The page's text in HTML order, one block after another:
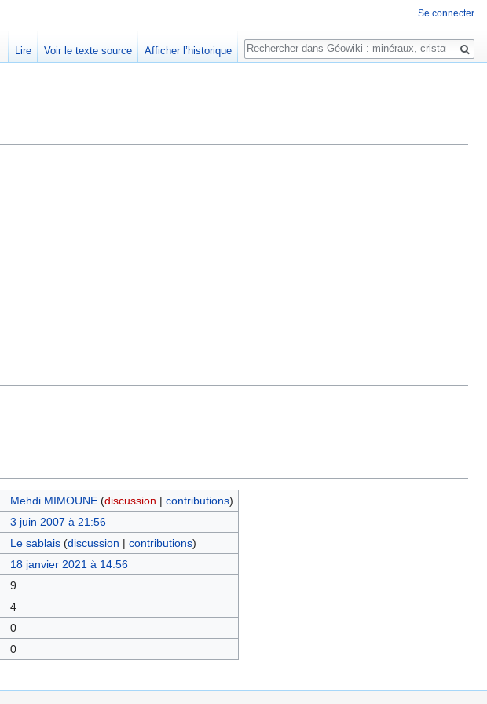
Mehdi MIMOUNE (discussion | contributions)
3 juin 2007 à 21:56
Le sablais (discussion | contributions)
18 janvier 2021 à 14:56
9
4
0
0
Se connecter
Lire Voir le texte source Afficher l’historique
Rechercher